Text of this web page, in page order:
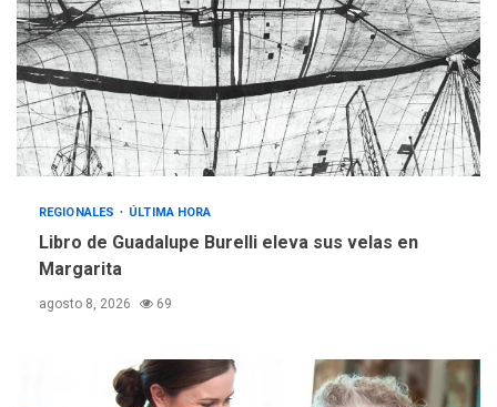
3
Mariño fortalece capacidad
operativa con flota
vehicular de 60 unidades
adquiridas en un año de
gestión
4
REGIONALES ÚLTIMA HORA
«Juan Bautista Arismendi» a
la altura de Macho Muerto
trabajan en diplomado para
creación y manejo de
REGIONALES ÚLTIMA HORA
Libro de Guadalupe Burelli eleva sus velas en
Margarita
agosto 8, 2026 69